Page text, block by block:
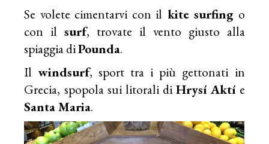
Se volete cimentarvi con il kite surfing o
con ilsurf, trovate il vento giusto alla
spiaggia diPounda.
Ilwindsurf, sport tra i più gettonati in
Grecia, spopola sui litorali diHrysí Aktíe
Santa Maria.